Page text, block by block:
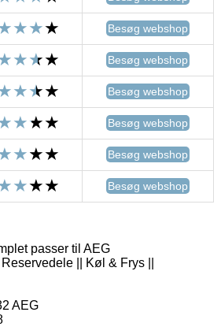
Besøg webshop
Besøg webshop
Besøg webshop
Besøg webshop
Besøg webshop
Besøg webshop
passer til AEG
|| Køl & Frys ||
AEG